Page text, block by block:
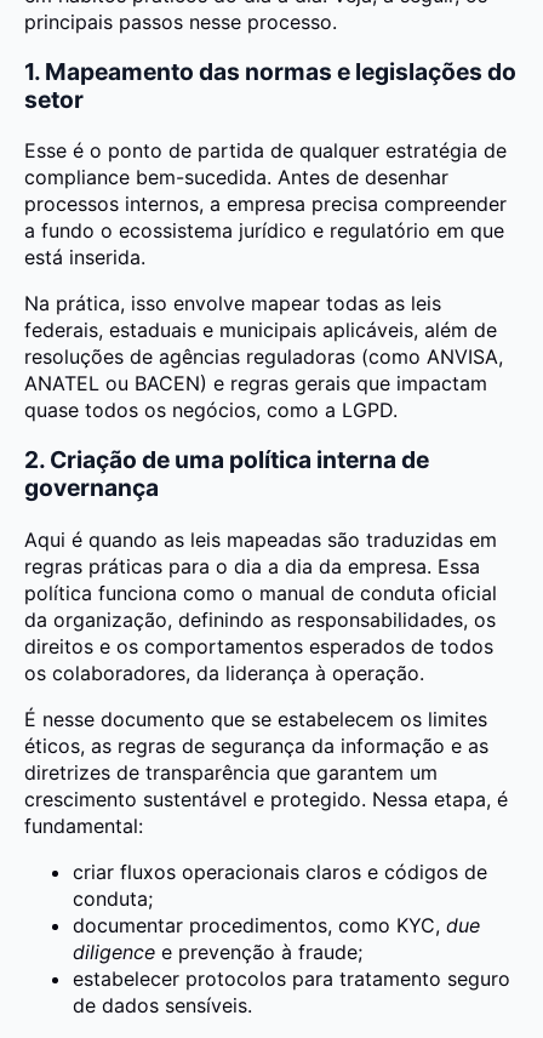
principais passos nesse processo.
1. Mapeamento das normas e legislações do
setor
Esse é o ponto de partida de qualquer estratégia de
compliance bem-sucedida. Antes de desenhar
processos internos, a empresa precisa compreender
a fundo o ecossistema jurídico e regulatório em que
está inserida.
Na prática, isso envolve mapear todas as leis
federais, estaduais e municipais aplicáveis, além de
resoluções de agências reguladoras (como ANVISA,
ANATEL ou BACEN) e regras gerais que impactam
quase todos os negócios, como a LGPD.
2. Criação de uma política interna de
governança
Aqui é quando as leis mapeadas são traduzidas em
regras práticas para o dia a dia da empresa. Essa
política funciona como o manual de conduta oficial
da organização, definindo as responsabilidades, os
direitos e os comportamentos esperados de todos
os colaboradores, da liderança à operação.
É nesse documento que se estabelecem os limites
éticos, as regras de segurança da informação e as
diretrizes de transparência que garantem um
crescimento sustentável e protegido. Nessa etapa, é
fundamental:
criar fluxos operacionais claros e códigos de
conduta;
documentar procedimentos, como KYC, due
diligence e prevenção à fraude;
estabelecer protocolos para tratamento seguro
de dados sensíveis.